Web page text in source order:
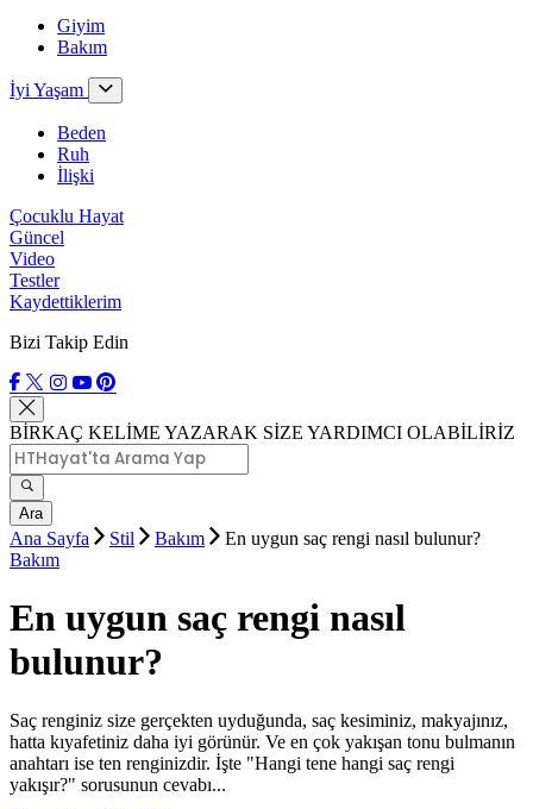
Giyim
Bakım
İyi Yaşam
Beden
Ruh
İlişki
Çocuklu Hayat
Güncel
Video
Testler
Kaydettiklerim
Bizi Takip Edin
BİRKAÇ KELİME YAZARAK SİZE YARDIMCI OLABİLİRİZ
Ara
Ana Sayfa Stil Bakım
En uygun saç rengi nasıl bulunur?
Bakım
En uygun saç rengi nasıl
bulunur?
Saç renginiz size gerçekten uyduğunda, saç kesiminiz, makyajınız,
hatta kıyafetiniz daha iyi görünür. Ve en çok yakışan tonu bulmanın
anahtarı ise ten renginizdir. İşte "Hangi tene hangi saç rengi
yakışır?" sorusunun cevabı...